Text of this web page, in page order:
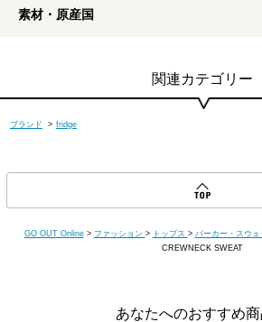
素材・原産国
関連カテゴリー
ブランド > fridge
GO OUT Online > ファッション > トップス > パーカー・スウェ
CREWNECK SWEAT
あなたへのおすすめ商